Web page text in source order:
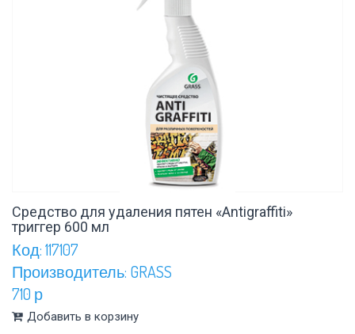
Средство для удаления пятен «Antigraffiti»
триггер 600 мл
Код: 117107
Производитель: GRASS
710 р
Добавить в корзину